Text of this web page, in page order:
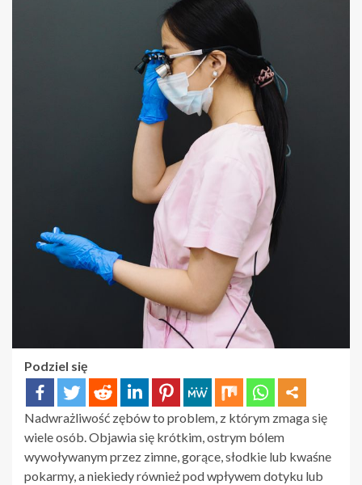
Podziel się
Nadwrażliwość zębów to problem, z którym zmaga się
wiele osób. Objawia się krótkim, ostrym bólem
wywoływanym przez zimne, gorące, słodkie lub kwaśne
pokarmy, a niekiedy również pod wpływem dotyku lub